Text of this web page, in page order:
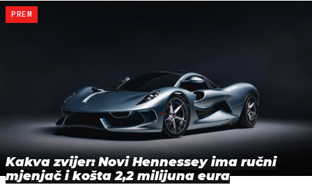
PREM
Kakva zvijer: Novi Hennessey ima ručni
mjenjač i košta 2,2 milijuna eura